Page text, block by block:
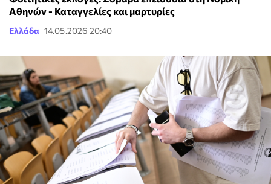
Αθηνών - Καταγγελίες και μαρτυρίες
Ελλάδα 14.05.2026 20:40